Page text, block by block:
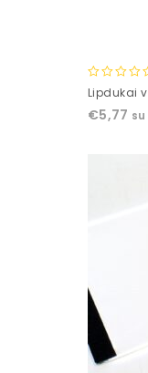
0
of
Lipdukai
€5,77 su